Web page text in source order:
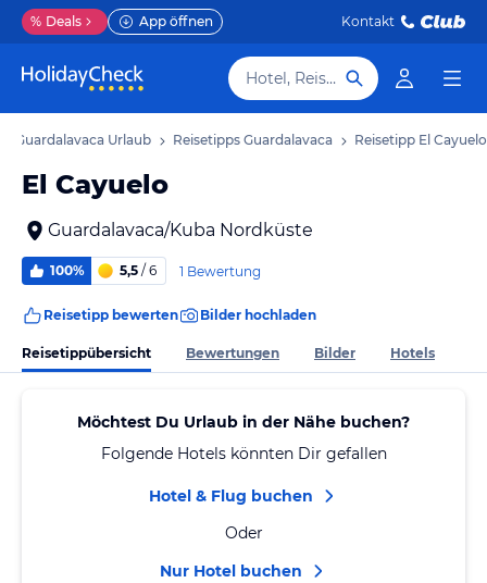
% Deals App öffnen Kontakt
Hotel, Reiseziel
Guardalavaca Urlaub Reisetipps Guardalavaca Reisetipp El Cayuelo
El Cayuelo
Guardalavaca/Kuba Nordküste
100% 5,5 / 6 1 Bewertung
Reisetipp bewerten Bilder hochladen
Reisetippübersicht Bewertungen Bilder Hotels
Möchtest Du Urlaub in der Nähe buchen?
Folgende Hotels könnten Dir gefallen
Hotel & Flug buchen
Oder
Nur Hotel buchen